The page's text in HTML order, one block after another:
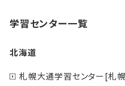
学習センター一覧
北海道
札幌大通学習センター[札